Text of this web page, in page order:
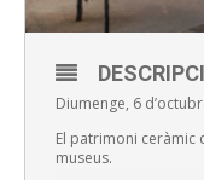
Diumenge, 6
El patrimoni ceràmic
museus.